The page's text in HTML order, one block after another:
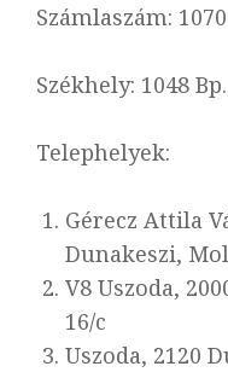
Számlaszám:
Székhely: 1048
Telephelyek:
Gérecz Attila
Dunakeszi,
V8 Uszoda,
16/c
Uszoda, 2120